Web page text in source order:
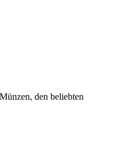
den beliebten